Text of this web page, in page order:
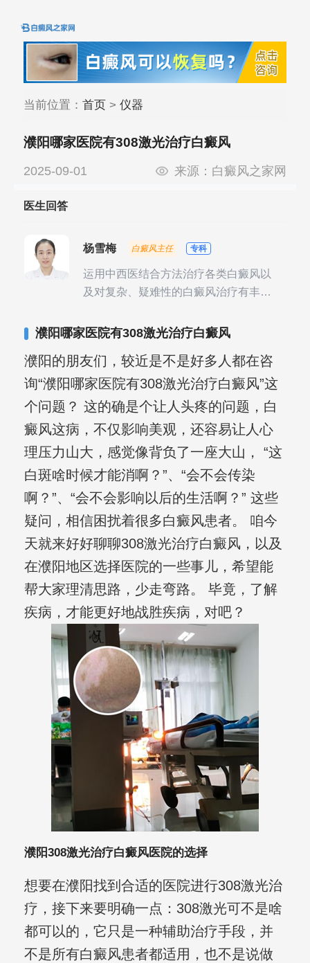
当前位置： 首页> 仪器
濮阳哪家医院有308激光治疗白癜风
2025-09-01 来源： 白癜风之家网
医生回答
杨雪梅 白癜风主任 专科
运用中西医结合方法治疗各类白癜风以
及对复杂、疑难性的白癜风治疗有丰富
合巩固用药的调理，并对白癜风患者的
导，全方位帮助患者康复。
濮阳哪家医院有308激光治疗白癜风
濮阳的朋友们，较近是不是好多人都在咨
询“濮阳哪家医院有308激光治疗白癜风”这
个问题？ 这的确是个让人头疼的问题，白
癜风这病，不仅影响美观，还容易让人心
理压力山大，感觉像背负了一座大山， “这
白斑啥时候才能消啊？”、“会不会传染
啊？”、“会不会影响以后的生活啊？” 这些
疑问，相信困扰着很多白癜风患者。 咱今
天就来好好聊聊308激光治疗白癜风，以及
在濮阳地区选择医院的一些事儿，希望能
帮大家理清思路，少走弯路。 毕竟，了解
疾病，才能更好地战胜疾病，对吧？
濮阳308激光治疗白癜风医院的选择
想要在濮阳找到合适的医院进行308激光治
疗，接下来要明确一点：308激光可不是啥
都可以的，它只是一种辅助治疗手段，并
不是所有白癜风患者都适用，也不是说做